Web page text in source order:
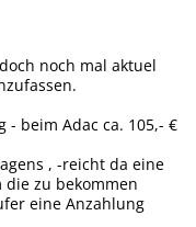
noch mal aktuel
- beim Adac ca. 105,- €
, -reicht da eine
zu bekommen
eine Anzahlung